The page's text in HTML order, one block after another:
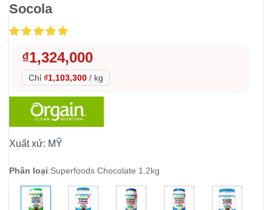
Socola
₫1,324,000
Chỉ ₫1,103,300 / kg
Xuất xứ: MỸ
Phân loại:Superfoods Chocolate 1.2kg